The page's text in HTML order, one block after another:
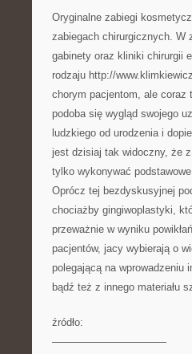
Oryginalne zabiegi
zabiegach chirurgicznych. W
gabinety oraz kliniki chirurgii
rodzaju http://
chorym pacjentom, ale
podoba się wygląd swojego
ludzkiego od urodzenia i
jest dzisiaj tak widoczny, że
tylko wykonywać
Oprócz tej bezdyskusyjnej
chociażby gingiwoplastyki,
przeważnie w wyniku
pacjentów, jacy wybierają o
polegającą na wprowadzeniu
bądź też z innego materiału
źródło:
———————————